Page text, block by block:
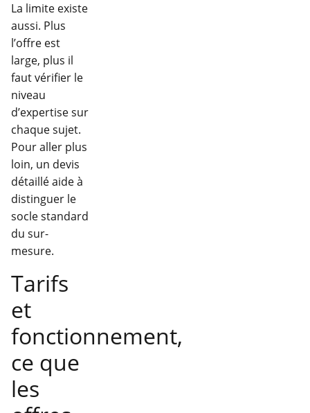
La limite existe
aussi. Plus
l’offre est
large, plus il
faut vérifier le
niveau
d’expertise sur
chaque sujet.
Pour aller plus
loin, un devis
détaillé aide à
distinguer le
socle standard
du sur-
mesure.
Tarifs
et
fonctionnement,
ce que
les